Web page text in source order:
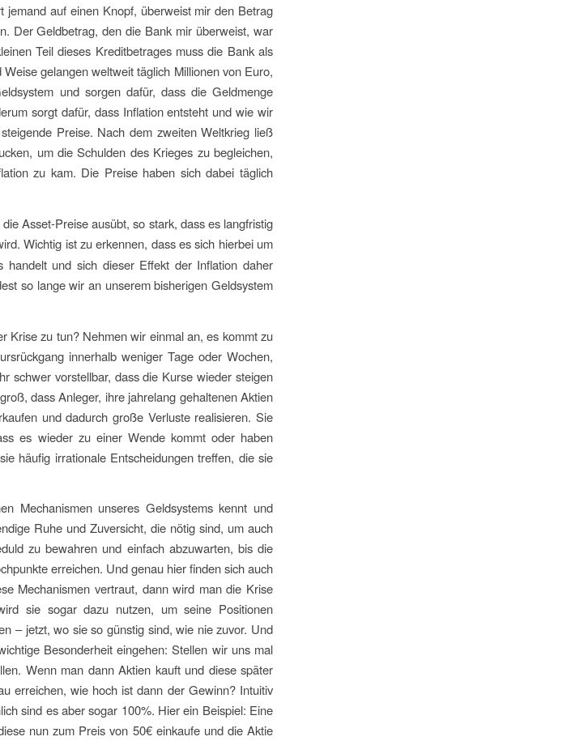
jemand auf einen Knopf, überweist mir den Betrag
Der Geldbetrag, den die Bank mir überweist, war
Teil dieses Kreditbetrages muss die Bank als
gelangen weltweit täglich Millionen von Euro,
und sorgen dafür, dass die Geldmenge
sorgt dafür, dass Inflation entsteht und wie wir
Preise. Nach dem zweiten Weltkrieg ließ
um die Schulden des Krieges zu begleichen,
zu kam. Die Preise haben sich dabei täglich
Asset-Preise ausübt, so stark, dass es langfristig
Wichtig ist zu erkennen, dass es sich hierbei um
handelt und sich dieser Effekt der Inflation daher
so lange wir an unserem bisherigen Geldsystem
Krise zu tun? Nehmen wir einmal an, es kommt zu
innerhalb weniger Tage oder Wochen,
schwer vorstellbar, dass die Kurse wieder steigen
dass Anleger, ihre jahrelang gehaltenen Aktien
und dadurch große Verluste realisieren. Sie
es wieder zu einer Wende kommt oder haben
häufig irrationale Entscheidungen treffen, die sie
Mechanismen unseres Geldsystems kennt und
Ruhe und Zuversicht, die nötig sind, um auch
zu bewahren und einfach abzuwarten, bis die
erreichen. Und genau hier finden sich auch
Mechanismen vertraut, dann wird man die Krise
sie sogar dazu nutzen, um seine Positionen
– jetzt, wo sie so günstig sind, wie nie zuvor. Und
Besonderheit eingehen: Stellen wir uns mal
Wenn man dann Aktien kauft und diese später
erreichen, wie hoch ist dann der Gewinn? Intuitiv
sind es aber sogar 100%. Hier ein Beispiel: Eine
nun zum Preis von 50€ einkaufe und die Aktie